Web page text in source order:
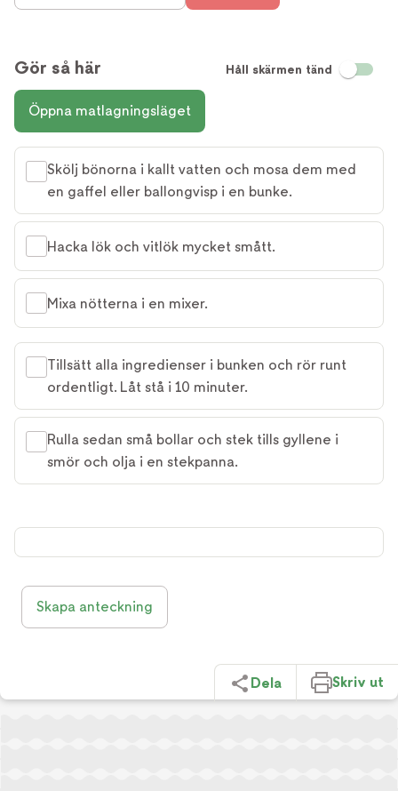
Gör så här Håll skärmen tänd
Öppna matlagningsläget
Skölj bönorna i kallt vatten och mosa dem med
en gaffel eller ballongvisp i en bunke.
Hacka lök och vitlök mycket smått.
Mixa nötterna i en mixer.
Tillsätt alla ingredienser i bunken och rör runt
ordentligt. Låt stå i 10 minuter.
Rulla sedan små bollar och stek tills gyllene i
smör och olja i en stekpanna.
Skapa anteckning
Dela Skriv ut